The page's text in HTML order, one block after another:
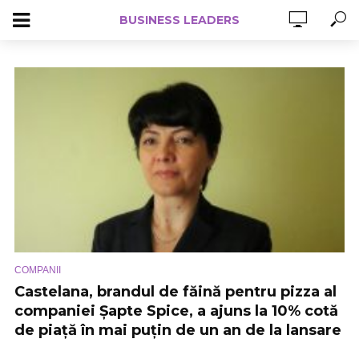
BUSINESS LEADERS
COMPANII
Castelana, brandul de făină pentru pizza al
companiei Șapte Spice, a ajuns la 10% cotă
de piață în mai puțin de un an de la lansare